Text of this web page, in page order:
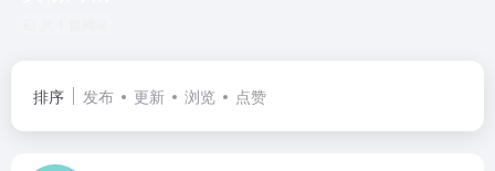
排序 发布 更新 浏览 点赞